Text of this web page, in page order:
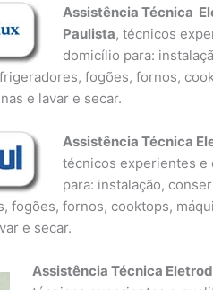
Assistência Técnica
Paulista, técnicos
domicílio para:
fogões, fornos,
e lavar e secar.
Assistência Técnica
técnicos experientes e
para: instalação,
fogões, fornos, cooktops,
e secar.
Assistência Técnica